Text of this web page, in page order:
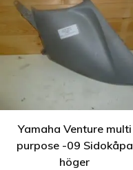
Yamaha Venture multi
purpose -09 Sidokåpa
höger